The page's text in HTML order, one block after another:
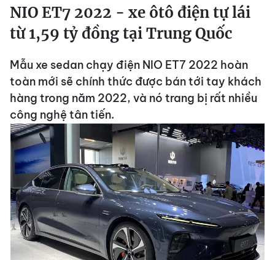
NIO ET7 2022 - xe ôtô điện tự lái
từ 1,59 tỷ đồng tại Trung Quốc
Mẫu xe sedan chạy điện NIO ET7 2022 hoàn
toàn mới sẽ chính thức được bán tới tay khách
hàng trong năm 2022, và nó trang bị rất nhiều
công nghệ tân tiến.